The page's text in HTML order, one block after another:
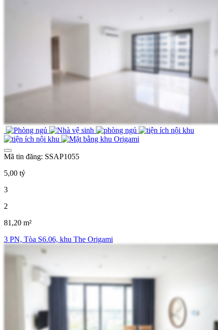
Mã tin đăng: SSAP1055
5,00 tỷ
3
2
81,20 m²
3 PN, Tòa S6.06, khu The Origami